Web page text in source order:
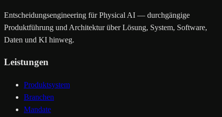
Entscheidungsengineering für Physical AI — durchgängige
Produktführung und Architektur über Lösung, System, Software,
Daten und KI hinweg.
Leistungen
Produktsystem
Branchen
Mandate